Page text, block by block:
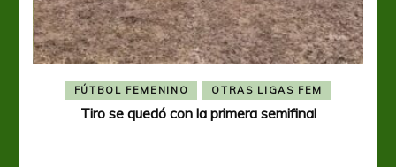
FÚTBOL FEMENINO OTRAS LIGAS FEM
Tiro se quedó con la primera semifinal